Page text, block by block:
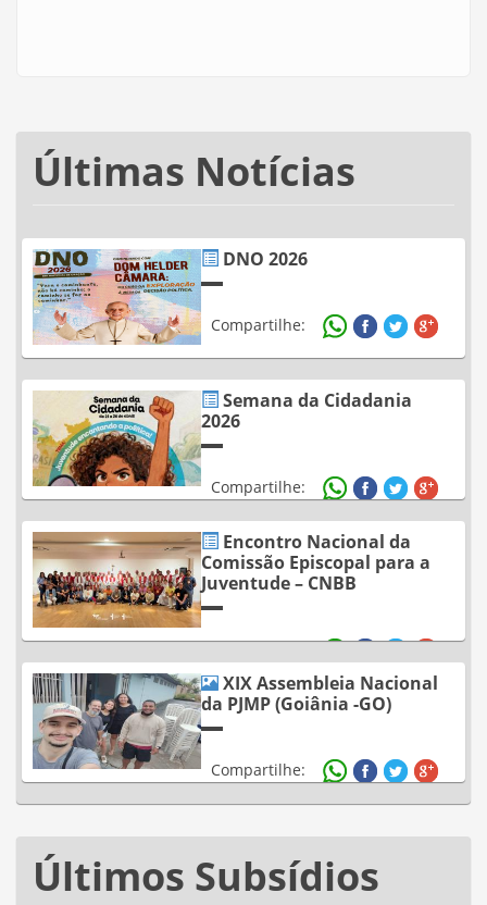
Últimas Notícias
DNO 2026
Compartilhe:
Semana da Cidadania
2026
Compartilhe:
Encontro Nacional da
Comissão Episcopal para a
Juventude – CNBB
XIX Assembleia Nacional
da PJMP (Goiânia -GO)
Compartilhe:
Últimos Subsídios